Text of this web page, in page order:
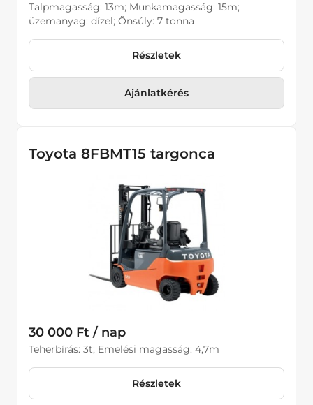
Talpmagasság: 13m; Munkamagasság: 15m;
üzemanyag: dízel; Önsúly: 7 tonna
Részletek
Ajánlatkérés
Toyota 8FBMT15 targonca
30 000 Ft / nap
Teherbírás: 3t; Emelési magasság: 4,7m
Részletek